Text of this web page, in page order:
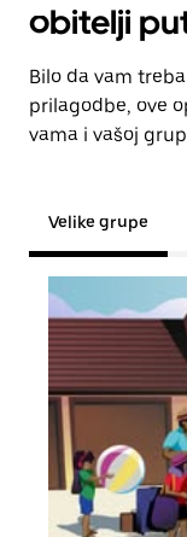
obitelji
Bilo da vam
prilagodbe, ove
vama i vašoj
Velike grupe